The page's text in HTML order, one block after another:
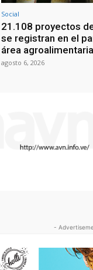
Social
21.108 proyectos
se registran en el
área agroalimentaria
agosto 6, 2026
-